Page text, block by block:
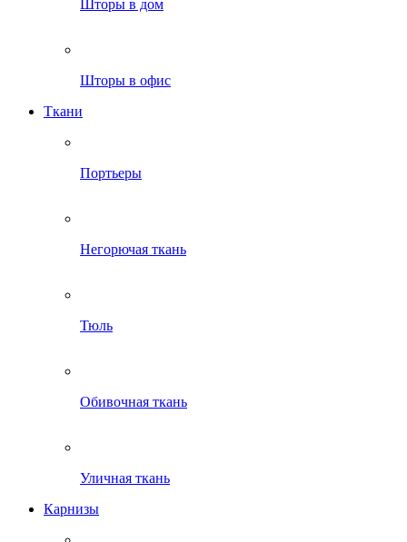
Шторы в дом
Шторы в офис
Ткани
Портьеры
Негорючая ткань
Тюль
Обивочная ткань
Уличная ткань
Карнизы